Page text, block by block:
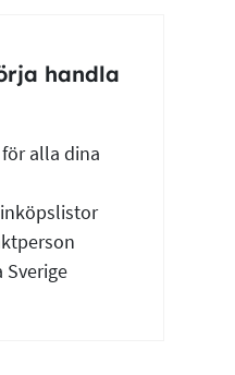
handla
alla dina
Sverige